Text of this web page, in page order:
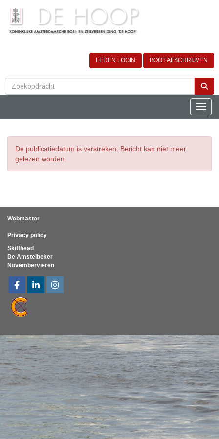
LEDEN LOGIN BOOT AFSCHRIJVEN
De publicatiedatum is verstreken. Bericht kan niet meer
gelezen worden.
Webmaster
Privacy policy
Skiffhead
De Amstelbeker
Novembervieren